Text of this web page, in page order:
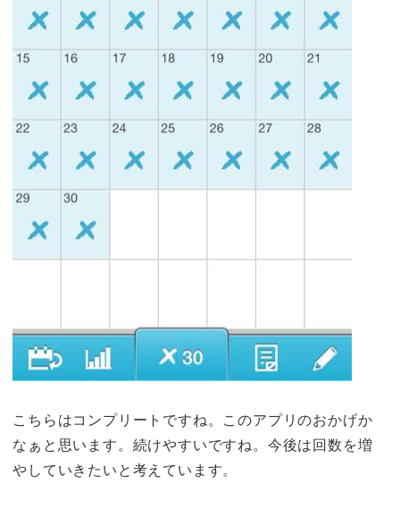
こちらはコンプリートですね。このアプリのおかげか
なぁと思います。続けやすいですね。今後は回数を増
やしていきたいと考えています。